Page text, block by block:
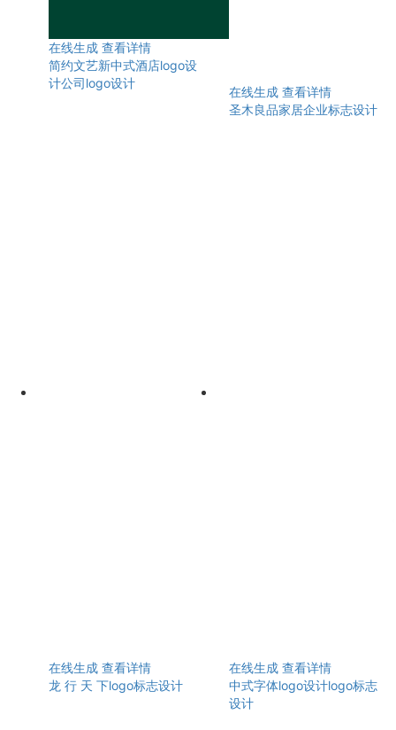
在线生成 查看详情
简约文艺新中式酒店logo设
计公司logo设计
在线生成 查看详情
圣木良品家居企业标志设计
在线生成 查看详情
龙 行 天 下logo标志设计
在线生成 查看详情
中式字体logo设计logo标志
设计